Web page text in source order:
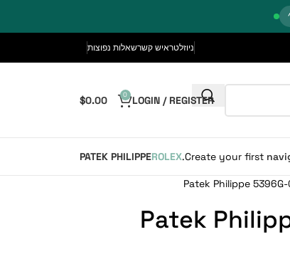
ניוזלטראיש קשרשאלות נפוצות
LOGIN / REGISTER
0
$0.00
Create your first
ROLEX
PATEK PHILIPPE
Patek Philippe
Patek